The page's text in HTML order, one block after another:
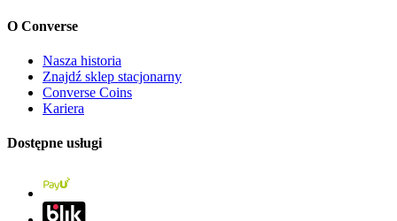
O Converse
Nasza historia
Znajdź sklep stacjonarny
Converse Coins
Kariera
Dostępne usługi